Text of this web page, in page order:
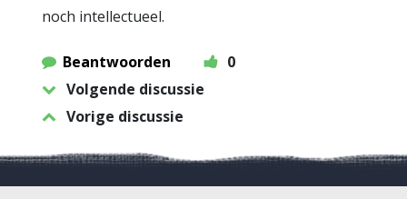
noch intellectueel.
Beantwoorden
0
Volgende discussie
Vorige discussie